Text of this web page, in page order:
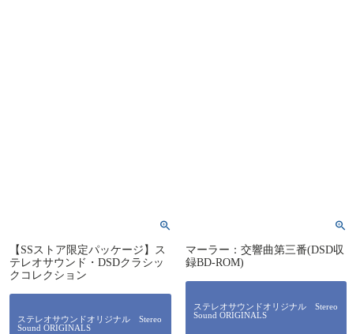
【SSストア限定パッケージ】ス
テレオサウンド・DSDクラシッ
クコレクション
ステレオサウンドオリジナル Stereo
Sound ORIGINALS
マーラー：交響曲第三番(DSD収
録BD-ROM)
ステレオサウンドオリジナル Stereo
Sound ORIGINALS